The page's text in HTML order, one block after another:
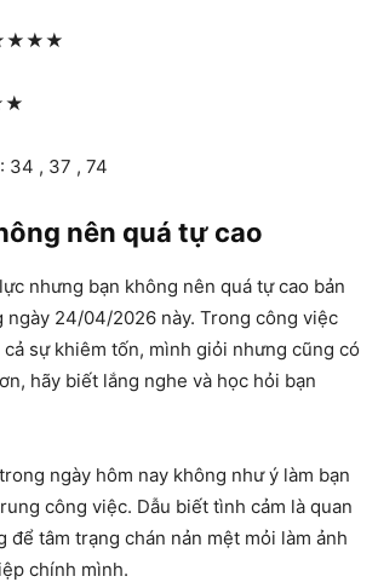
34 , 37 , 74
nên quá tự cao
nhưng bạn không nên quá tự cao bản
ngày 24/04/2026 này. Trong công việc
sự khiêm tốn, mình giỏi nhưng cũng có
hãy biết lắng nghe và học hỏi bạn
ngày hôm nay không như ý làm bạn
công việc. Dẫu biết tình cảm là quan
để tâm trạng chán nản mệt mỏi làm ảnh
chính mình.